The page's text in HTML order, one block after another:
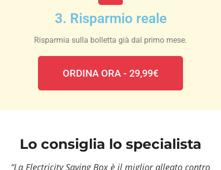
3. Risparmio reale
Risparmia sulla bolletta già dal primo mese.
ORDINA ORA - 29,99€
Lo consiglia lo specialista
“La Electricity Saving Box è il miglior alleato contro